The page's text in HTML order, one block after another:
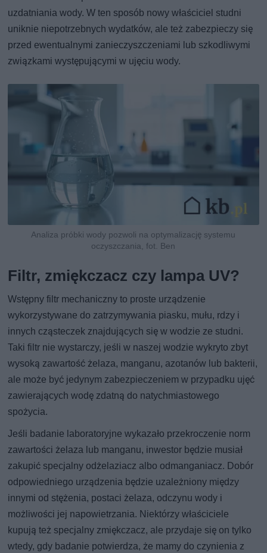
uzdatniania wody. W ten sposób nowy właściciel studni
uniknie niepotrzebnych wydatków, ale też zabezpieczy się
przed ewentualnymi zanieczyszczeniami lub szkodliwymi
związkami występującymi w ujęciu wody.
Analiza próbki wody pozwoli na optymalizację systemu
oczyszczania, fot. Ben
Filtr, zmiękczacz czy lampa UV?
Wstępny filtr mechaniczny to proste urządzenie
wykorzystywane do zatrzymywania piasku, mułu, rdzy i
innych cząsteczek znajdujących się w wodzie ze studni.
Taki filtr nie wystarczy, jeśli w naszej wodzie wykryto zbyt
wysoką zawartość żelaza, manganu, azotanów lub bakterii,
ale może być jedynym zabezpieczeniem w przypadku ujęć
zawierających wodę zdatną do natychmiastowego
spożycia.
Jeśli badanie laboratoryjne wykazało przekroczenie norm
zawartości żelaza lub manganu, inwestor będzie musiał
zakupić specjalny odżelaziacz albo odmanganiacz. Dobór
odpowiedniego urządzenia będzie uzależniony między
innymi od stężenia, postaci żelaza, odczynu wody i
możliwości jej napowietrzania. Niektórzy właściciele
kupują też specjalny zmiękczacz, ale przydaje się on tylko
wtedy, gdy badanie potwierdza, że mamy do czynienia z